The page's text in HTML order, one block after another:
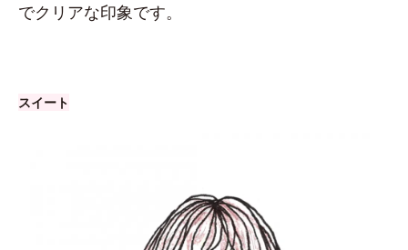
でクリアな印象です。
スイート